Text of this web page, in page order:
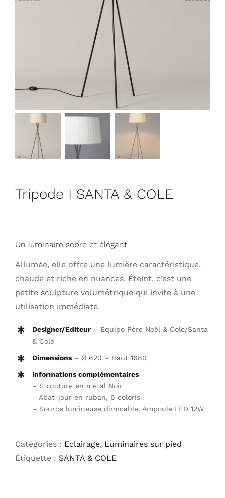
Outlet
Contact
Tripode I SANTA & COLE
Un luminaire sobre et élégant
Allumée, elle offre une lumière caractéristique,
chaude et riche en nuances. Éteint, c’est une
petite sculpture volumétrique qui invite à une
utilisation immédiate.
Designer/Editeur– Equipo Père Noël & Cole/Santa
& Cole
Dimensions– Ø 620 – Haut 1680
Informations complémentaires
– Structure en métal Noir
– Abat-jour en ruban, 6 coloris
– Source lumineuse dimmable. Ampoule LED 12W
Catégories : Eclairage, Luminaires sur pied
Étiquette : SANTA & COLE